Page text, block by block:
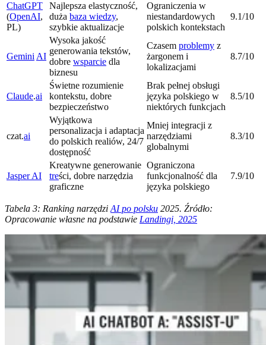
ChatGPT
(OpenAI,
PL)
Najlepsza elastyczność,
duża baza wiedzy,
szybkie aktualizacje
Ograniczenia w
niestandardowych
polskich kontekstach
9.1/10
Gemini AI
Wysoka jakość
generowania tekstów,
dobre wsparcie dla
biznesu
Czasem problemy z
żargonem i
lokalizacjami
8.7/10
Claude.ai
Świetne rozumienie
kontekstu, dobre
bezpieczeństwo
Brak pełnej obsługi
języka polskiego w
niektórych funkcjach
8.5/10
czat.ai
Wyjątkowa
personalizacja i adaptacja
do polskich realiów, 24/7
dostępność
Mniej integracji z
narzędziami
globalnymi
8.3/10
Jasper AI
Kreatywne generowanie
treści, dobre narzędzia
graficzne
Ograniczona
funkcjonalność dla
języka polskiego
7.9/10
Tabela 3: Ranking narzędzi AI po polsku 2025. Źródło:
Opracowanie własne na podstawie Landingi, 2025